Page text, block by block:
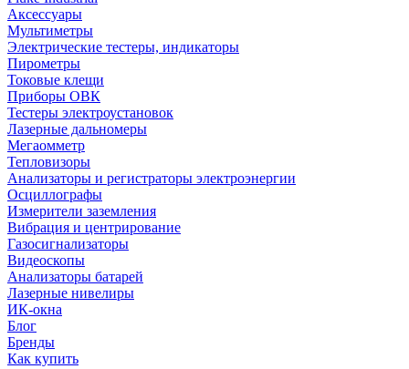
Аксессуары
Мультиметры
Электрические тестеры, индикаторы
Пирометры
Токовые клещи
Приборы ОВК
Тестеры электроустановок
Лазерные дальномеры
Мегаомметр
Тепловизоры
Анализаторы и регистраторы электроэнергии
Осциллографы
Измерители заземления
Вибрация и центрирование
Газосигнализаторы
Видеоскопы
Анализаторы батарей
Лазерные нивелиры
ИК-окна
Блог
Бренды
Как купить